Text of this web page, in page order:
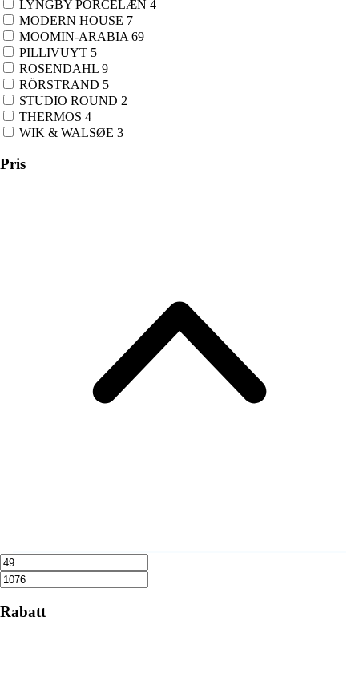
LYNGBY PORCELÆN 4
MODERN HOUSE 7
MOOMIN-ARABIA 69
PILLIVUYT 5
ROSENDAHL 9
RÖRSTRAND 5
STUDIO ROUND 2
THERMOS 4
WIK & WALSØE 3
Pris
Rabatt